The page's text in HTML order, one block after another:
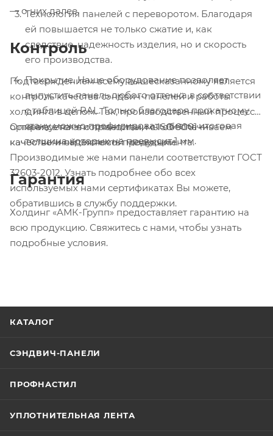
Технология панелей с переворотом. Благодаря
ей повышается не только сжатие и, как
следствие, надежность изделия, но и скорость
его производства.
Покрытие. Наше оборудование позволяет
выпустить панель любого оттенка в соответствии
с таблицей RAL. Только благодаря прокатному
стану можно профилировать листы, итоговая
толщина которых не превысит 1 мм.
— о них далее.
Контроль
Подтверждением всему вышесказанному является
контроль качества сэндвич-панелей и работы
холдинга в целом. Так, производственный процесс
организуется в соответствии с ISO 9001 —
качественной системой менеджмента.
Производимые же нами панели соответствуют ГОСТ
32603-2012. Узнать подробнее обо всех
используемых нами сертификатах Вы можете,
обратившись в службу поддержки.
Опираясь на эти принципы, мы обеспечиваем
качество и надежность продукции.
Гарантия
Холдинг «АМК-Групп» предоставляет гарантию на
всю продукцию. Свяжитесь с нами, чтобы узнать
подробные условия.
КАТАЛОГ
СЭНДВИЧ-ПАНЕЛИ
ПРОФНАСТИЛ
УПЛОТНИТЕЛЬНАЯ ЛЕНТА